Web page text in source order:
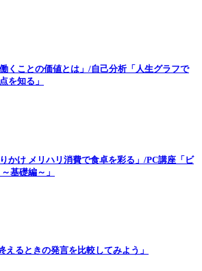
くことの価値とは」/自己分析「人生グラフで
を知る」
かけ メリハリ消費で食卓を彩る」/PC講座「ビ
基礎編～」
えるときの発言を比較してみよう」